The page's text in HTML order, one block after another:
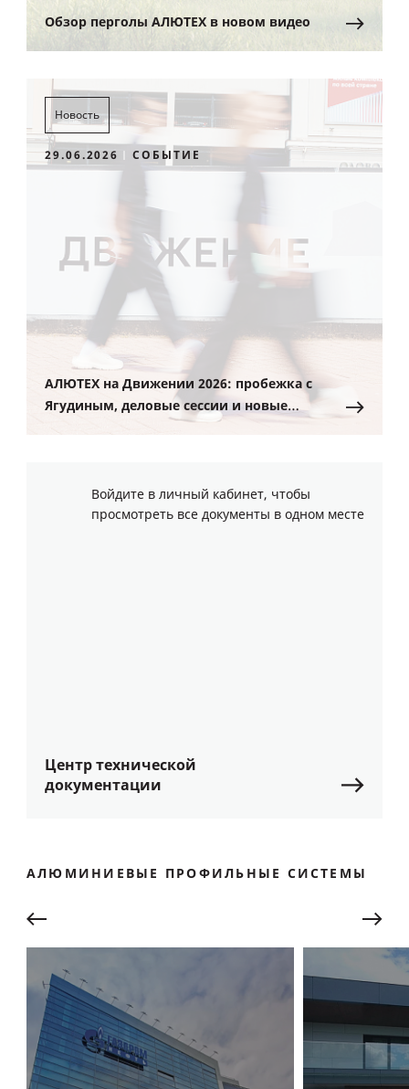
Обзор перголы АЛЮТЕХ в новом видео
Новость
29.06.2026 СОБЫТИЕ
АЛЮТЕХ на Движении 2026: пробежка с
Ягудиным, деловые сессии и новые
Войдите в личный кабинет, чтобы
просмотреть все документы в одном месте
Центр технической
документации
АЛЮМИНИЕВЫЕ ПРОФИЛЬНЫЕ СИСТЕМЫ